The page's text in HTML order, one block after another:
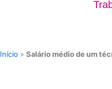
Início » Salário médio de um